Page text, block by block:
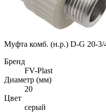
Муфта комб. (н.р.) D-G 20-3/
Бренд
FV-Plast
Диаметр (мм)
20
Цвет
серый